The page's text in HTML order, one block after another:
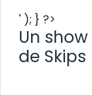
' ); } ?>
Un
de Skips